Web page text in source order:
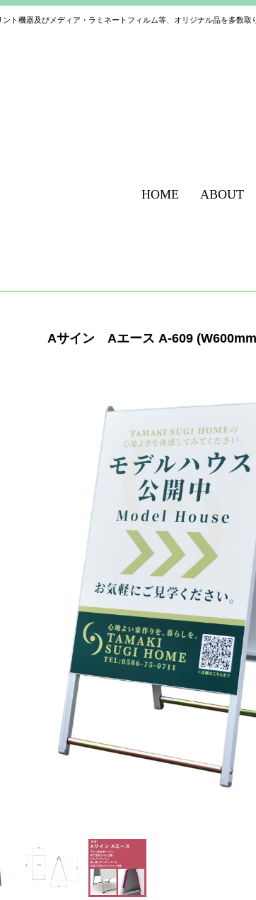
ト機器及びメディア・ラミネートフィルム等、オリジナル品を多数取
HOME ABOUT
Aサイン Aエース A-609